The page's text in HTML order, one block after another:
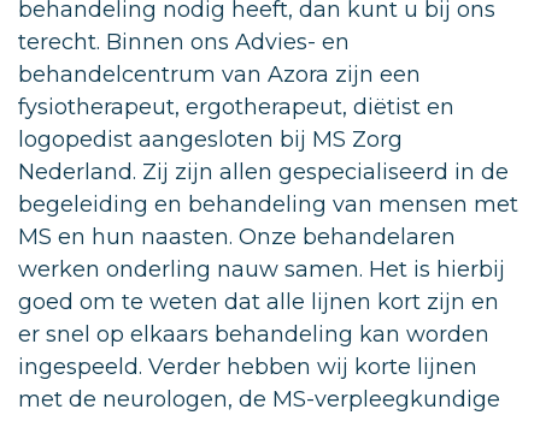
behandeling nodig heeft, dan kunt u bij ons
terecht. Binnen ons Advies- en
behandelcentrum van Azora zijn een
fysiotherapeut, ergotherapeut, diëtist en
logopedist aangesloten bij MS Zorg
Nederland. Zij zijn allen gespecialiseerd in de
begeleiding en behandeling van mensen met
MS en hun naasten. Onze behandelaren
werken onderling nauw samen. Het is hierbij
goed om te weten dat alle lijnen kort zijn en
er snel op elkaars behandeling kan worden
ingespeeld. Verder hebben wij korte lijnen
met de neurologen, de MS-verpleegkundige